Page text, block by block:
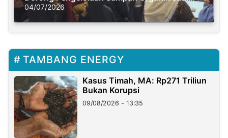
Solusi Krisis Iklim
04/07/2026
TAMBANG ENERGY
Kasus Timah, MA: Rp271 Triliun
Bukan Korupsi
09/08/2026 - 13:35